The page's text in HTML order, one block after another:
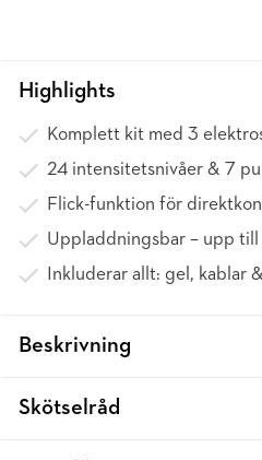
Highlights
Komplett kit med 3
24 intensitetsnivåer & 7
Flick-funktion för
Uppladdningsbar – upp till
Inkluderar allt: gel, kablar
Beskrivning
Skötselråd